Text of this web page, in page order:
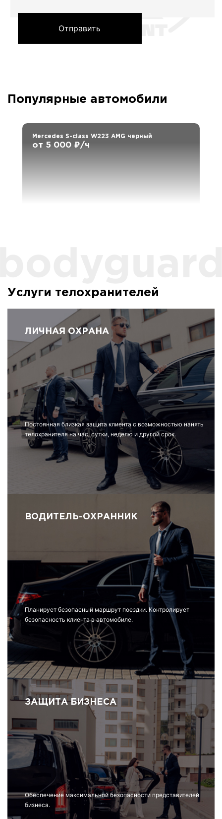
Отправить
Популярные автомобили
Mercedes S-class W223 AMG черный
от 5 000 ₽/ч
Услуги телохранителей
ЛИЧНАЯ ОХРАНА
Постоянная близкая защита клиента с возможностью нанять
телохранителя на час, сутки, неделю и другой срок.
ВОДИТЕЛЬ-ОХРАННИК
Планирует безопасный маршрут поездки. Контролирует
безопасность клиента в автомобиле.
ЗАЩИТА БИЗНЕСА
Обеспечение максимальной безопасности представителей
бизнеса.